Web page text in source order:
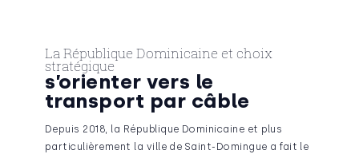
La République Dominicaine et choix
stratégique
s’orienter vers le
transport par câble
Depuis 2018, la République Dominicaine et plus
particulièrement la ville de Saint-Domingue a fait le